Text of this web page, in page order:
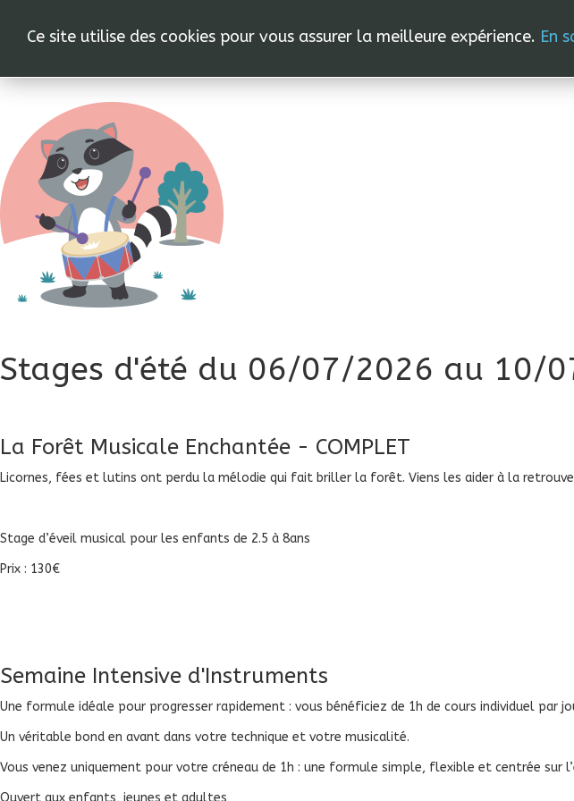
COURS STAGES
Stages d'été du 06/07/2026 au 10/
La Forêt Musicale Enchantée - COMPLET
Licornes, fées et lutins ont perdu la mélodie qui fait briller la forêt. Viens les aider à la
Stage d’éveil musical pour les enfants de 2.5 à 8ans
Prix : 130€
Semaine Intensive d'Instruments
Une formule idéale pour progresser rapidement : vous bénéficiez de 1h de cours individuel par
Un véritable bond en avant dans votre technique et votre musicalité.
Vous venez uniquement pour votre créneau de 1h : une formule simple, flexible et centrée sur
Ouvert aux enfants, jeunes et adultes
Ce site utilise des cookies pour vous assurer la meilleure expérience. En